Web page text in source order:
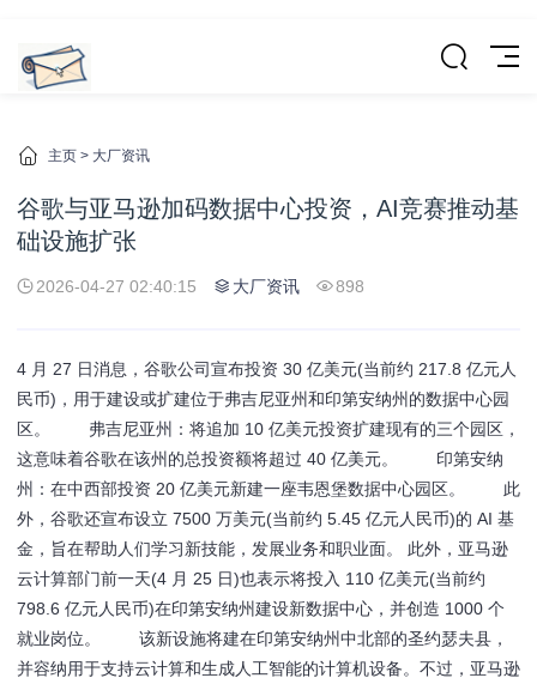
主页 > 大厂资讯
谷歌与亚马逊加码数据中心投资，AI竞赛推动基
础设施扩张
2026-04-27 02:40:15 大厂资讯 898
4 月 27 日消息，谷歌公司宣布投资 30 亿美元(当前约 217.8 亿元人
民币)，用于建设或扩建位于弗吉尼亚州和印第安纳州的数据中心园
区。 弗吉尼亚州：将追加 10 亿美元投资扩建现有的三个园区，
这意味着谷歌在该州的总投资额将超过 40 亿美元。 印第安纳
州：在中西部投资 20 亿美元新建一座韦恩堡数据中心园区。 此
外，谷歌还宣布设立 7500 万美元(当前约 5.45 亿元人民币)的 AI 基
金，旨在帮助人们学习新技能，发展业务和职业面。 此外，亚马逊
云计算部门前一天(4 月 25 日)也表示将投入 110 亿美元(当前约
798.6 亿元人民币)在印第安纳州建设新数据中心，并创造 1000 个
就业岗位。 该新设施将建在印第安纳州中北部的圣约瑟夫县，
并容纳用于支持云计算和生成人工智能的计算机设备。不过，亚马逊